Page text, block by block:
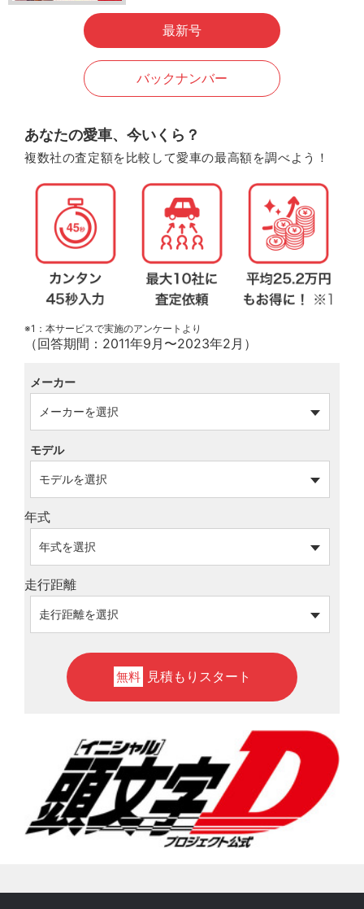
最新号
バックナンバー
あなたの愛車、今いくら？
複数社の査定額を比較して愛車の最高額を調べよう！
※1：本サービスで実施のアンケートより
（回答期間：2011年9月〜2023年2月）
メーカー
モデル
年式
走行距離
無料 見積もりスタート